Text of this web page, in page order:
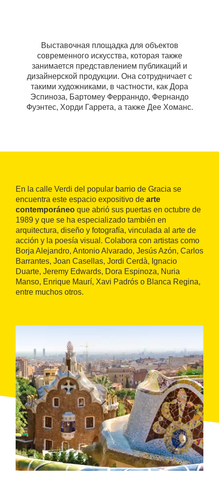
Выставочная площадка для объектов
современного искусства, которая также
занимается представлением публикаций и
дизайнерской продукции. Она сотрудничает с
такими художниками, в частности, как Дора
Эспиноза, Бартомеу Ферранндо, Фернандо
Фуэнтес, Хорди Гаррета, а также Дее Хоманс.
En la calle Verdi del popular barrio de Gracia se
encuentra este espacio expositivo de arte
contemporáneo que abrió sus puertas en octubre de
1989 y que se ha especializado también en
arquitectura, diseño y fotografía, vinculada al arte de
acción y la poesía visual. Colabora con artistas como
Borja Alejandro, Antonio Alvarado, Jesús Azón, Carlos
Barrantes, Joan Casellas, Jordi Cerdà, Ignacio
Duarte, Jeremy Edwards, Dora Espinoza, Nuria
Manso, Enrique Maurí, Xavi Padrós o Blanca Regina,
entre muchos otros.